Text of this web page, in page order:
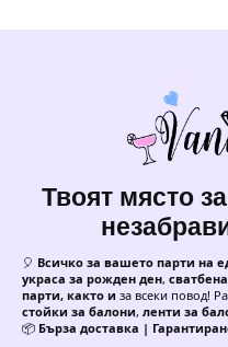
Твоят място
🎈 Всичко за вашето парти на
украса за рожден ден,
парти, както и за всеки повод!
стойки за балони, ленти за
📦 Бърза доставка |